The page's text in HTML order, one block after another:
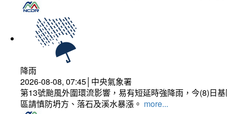
降雨
2026-08-08, 07:45│中央氣象署
第13號颱風外圍環流影響，易有短延時強降雨，今(8)日
區請慎防坍方、落石及溪水暴漲。 more...